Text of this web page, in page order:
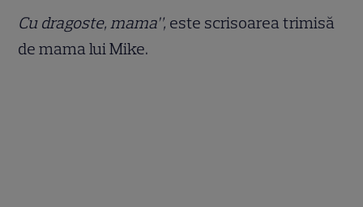
Cu dragoste, mama”, este scrisoarea trimisă
de mama lui Mike.